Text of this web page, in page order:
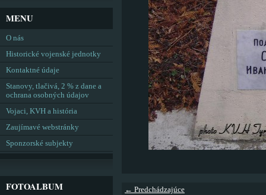
← Predchádzajúce
MENU
O nás
Historické vojenské jednotky
Kontaktné údaje
Stanovy, tlačivá, 2 % z dane a
ochrana osobných údajov
Vojaci, KVH a história
Zaujímavé webstránky
Sponzorské subjekty
FOTOALBUM